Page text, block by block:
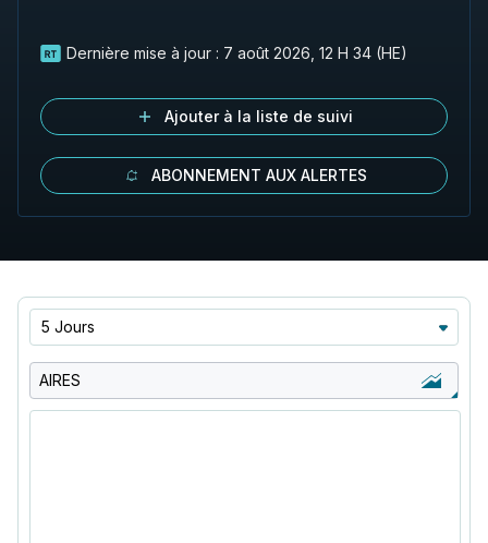
Dernière mise à jour : 7 août 2026, 12 H 34 (HE)
Ajouter à la liste de suivi
ABONNEMENT AUX ALERTES
5 Jours
AIRES